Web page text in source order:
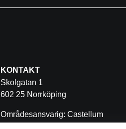
KONTAKT
Skolgatan 1
602 25 Norrköping
Områdesansvarig: Castellum